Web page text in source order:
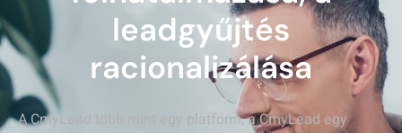
leadgyűjtés
racionalizálása
A CmyLead több mint egy platform, a CmyLead egy